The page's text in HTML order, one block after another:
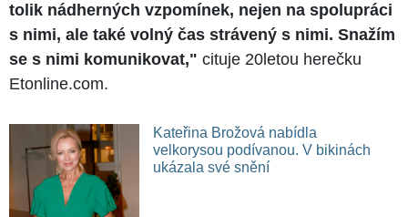
tolik nádherných vzpomínek, nejen na spolupráci
s nimi, ale také volný čas strávený s nimi. Snažím
se s nimi komunikovat," cituje 20letou herečku
Etonline.com.
Kateřina Brožová nabídla
velkorysou podívanou. V bikinách
ukázala své snění